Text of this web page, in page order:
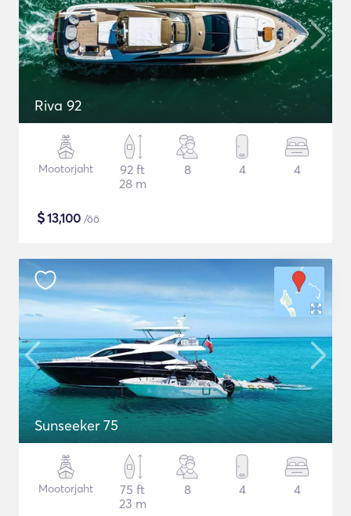
Riva 92
Mootorjaht
92 ft
28 m
8 4 4
$13,100 /öö
Sunseeker 75
Mootorjaht
75 ft
23 m
8 4 4